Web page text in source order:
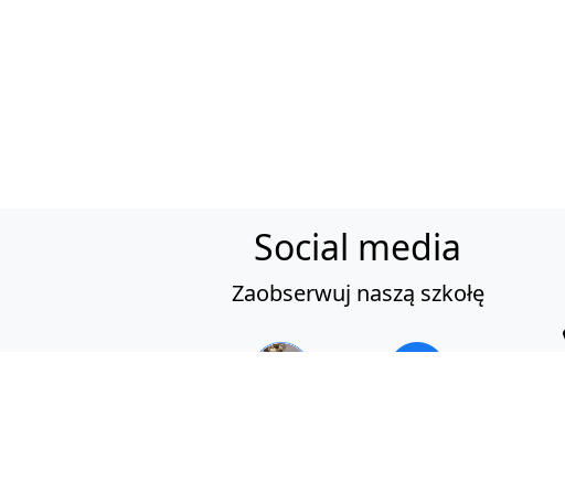
Social media
Zaobserwuj naszą szkołę